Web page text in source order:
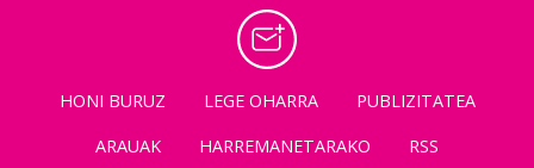
HONI BURUZ LEGE OHARRA
PUBLIZITATEA
ARAUAK
HARREMANETARAKO RSS